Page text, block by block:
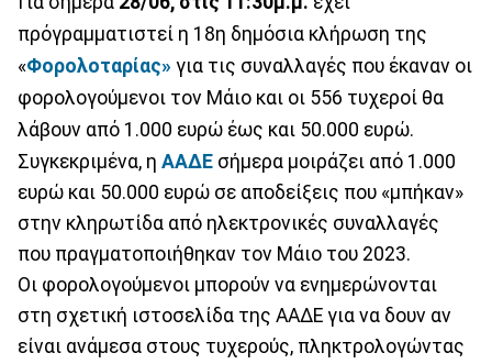
πρόγραμματιστεί η 18η δημόσια κλήρωση της
«Φορολοταρίας» για τις συναλλαγές που έκαναν οι
φορολογούμενοι τον Μάιο και οι 556 τυχεροί θα
λάβουν από 1.000 ευρώ έως και 50.000 ευρώ.
Συγκεκριμένα, η ΑΑΔΕ σήμερα μοιράζει από 1.000
ευρώ και 50.000 ευρώ σε αποδείξεις που «μπήκαν»
στην κληρωτίδα από ηλεκτρονικές συναλλαγές
που πραγματοποιήθηκαν τον Μάιο του 2023.
Οι φορολογούμενοι μπορούν να ενημερώνονται
στη σχετική ιστοσελίδα της ΑΑΔΕ για να δουν αν
είναι ανάμεσα στους τυχερούς, πληκτρολογώντας